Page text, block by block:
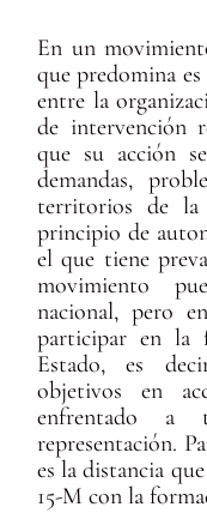
En un
que predomina
entre la
de intervención
que su acción
demandas,
territorios de la
principio de
el que tiene
movimiento
nacional, pero
participar en la
Estado, es
objetivos en
enfrentado
representación.
es la distancia
15-M con la